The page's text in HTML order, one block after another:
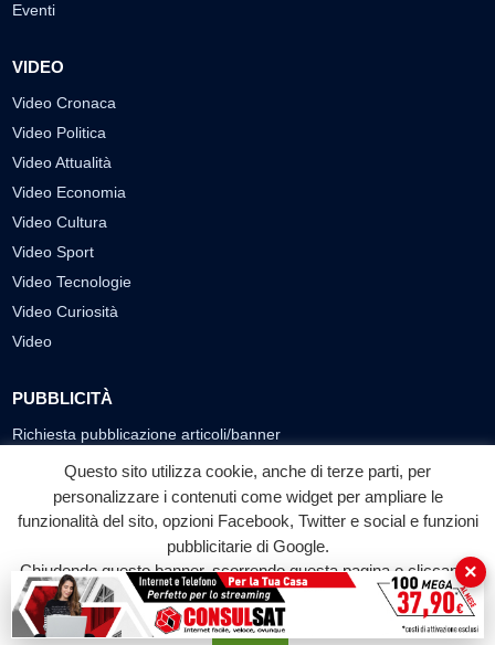
Eventi
VIDEO
Video Cronaca
Video Politica
Video Attualità
Video Economia
Video Cultura
Video Sport
Video Tecnologie
Video Curiosità
Video
PUBBLICITÀ
Richiesta pubblicazione articoli/banner
SEGUICI SUI SOCIAL
f
Facebook
◎ ▶
YouTube
© 2026 LABTV - Tutti i diritti riservati
Questo sito utilizza cookie, anche di terze parti, per
personalizzare i contenuti come widget per ampliare le
funzionalità del sito, opzioni Facebook, Twitter e social e funzioni
pubblicitarie di Google.
Chiudendo questo banner, scorrendo questa pagina o cliccando
su qualunque suo elemento acconsenti all'uso dei cookie.
Accetta
×